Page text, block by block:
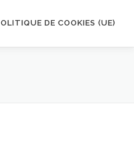
DE COOKIES (UE)